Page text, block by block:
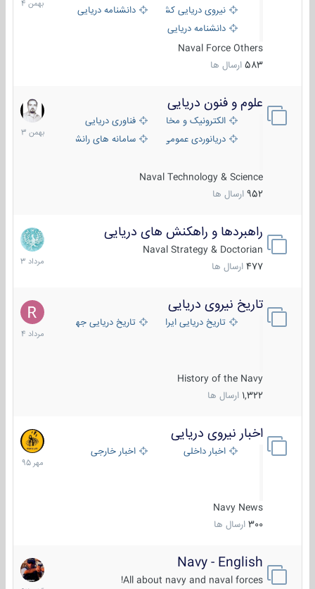
نیروی دریایی کشورهای مختلفدانشنامه دریایی
دانشنامه دریایی کپی
Naval Force Others
583 ارسال ها
علوم و فنون دریایی
الکترونیک و مخابرات دریاییفناوری دریایی
دریانوردی عمومی
سامانه های رانشی دریایی
Naval Technology & Science
952 ارسال ها
6
بهمن
راهبردها و راهکنش های دریایی
Naval Strategy & Doctorian
477 ارسال ها
2
مرداد
1403
تاریخ نیروی دریایی
تاریخ دریایی ایران تاریخ دریایی جهان
History of the Navy
1,322 ارسال ها
16
مرداد
اخبار نیروی دریایی
اخبار داخلی اخبار خارجی
Navy News
300 ارسال ها
27
مهر
Navy - English
All about navy and naval forces!
22
آبان